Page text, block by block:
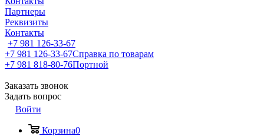
Партнеры
Реквизиты
Контакты
+7 981 126-33-67
+7 981 126-33-67Справка по товарам
+7 981 818-80-76Портной
Заказать звонок
Задать вопрос
Войти
Корзина0